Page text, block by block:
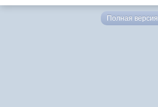
Полная версия